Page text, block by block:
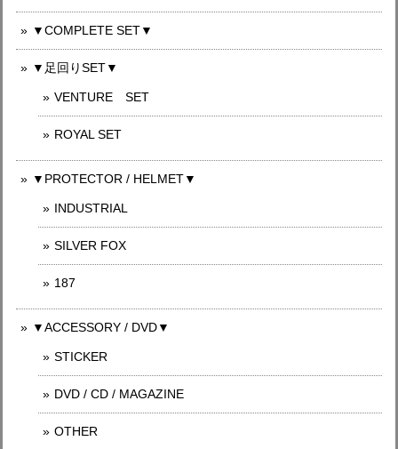
▼COMPLETE SET▼
▼足回りSET▼
VENTURE SET
ROYAL SET
▼PROTECTOR / HELMET▼
INDUSTRIAL
SILVER FOX
187
▼ACCESSORY / DVD▼
STICKER
DVD / CD / MAGAZINE
OTHER